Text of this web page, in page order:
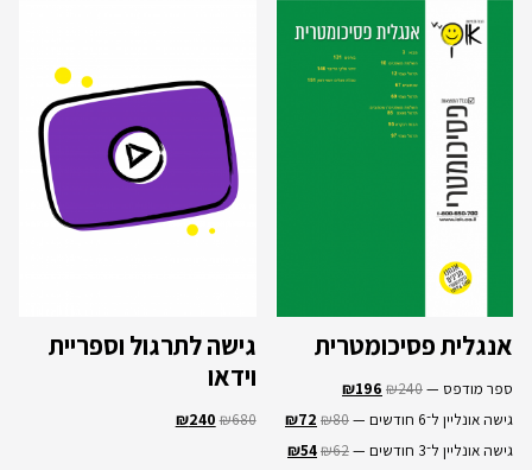
אנגלית פסיכומטרית
ספר מודפס — ₪240
₪196
גישה אונליין ל־6 חודשים —
₪80
₪72
גישה אונליין ל־3 חודשים —
₪62
₪54
גישה לתרגול וספריית
וידאו
₪680
₪240